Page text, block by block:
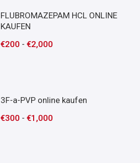
FLUBROMAZEPAM HCL ONLINE
KAUFEN
€200 -€2,000
3F-a-PVP online kaufen
€300 -€1,000